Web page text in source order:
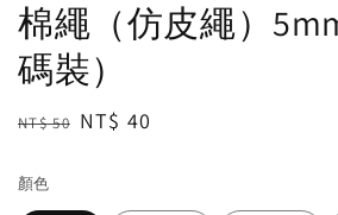
棉繩（仿皮繩）
碼裝）
Regular
NT$ 50 Sale
NT$ 40
顏色